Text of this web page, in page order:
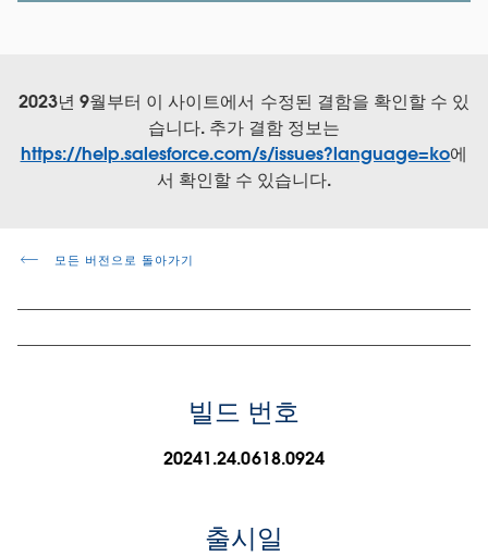
2023년 9월부터 이 사이트에서 수정된 결함을 확인할 수 있
습니다. 추가 결함 정보는
https://help.salesforce.com/s/issues?language=ko에
서 확인할 수 있습니다.
모든 버전으로 돌아가기
빌드 번호
20241.24.0618.0924
출시일